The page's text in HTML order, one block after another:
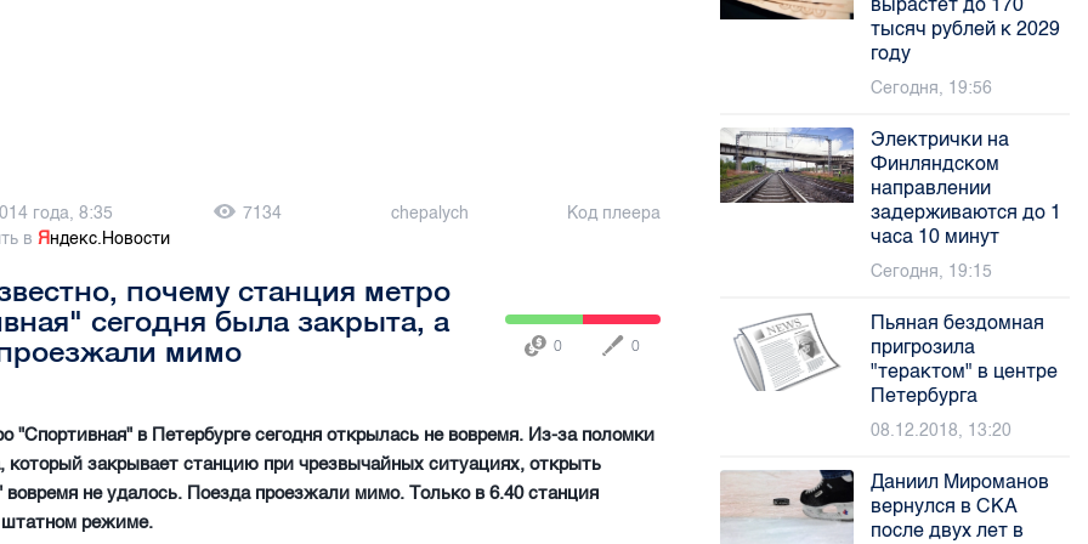
года, 8:35 7134 chepalych
Код плеера
вЯндекс.Новости
почему станция метро
сегодня была закрыта, а
мимо
0 0
"Спортивная" в Петербурге сегодня открылась не вовремя. Из-за поломки
который закрывает станцию при чрезвычайных ситуациях, открыть
не удалось. Поезда проезжали мимо. Только в 6.40 станция
штатном режиме.
тысяч рублей к 2029
году
Сегодня, 19:56
Электрички на
Финляндском
направлении
задерживаются до 1
часа 10 минут
Сегодня, 19:15
Пьяная бездомная
пригрозила
"терактом" в центре
Петербурга
08.12.2018, 13:20
Даниил Мироманов
вернулся в СКА
после двух лет в